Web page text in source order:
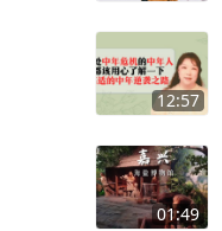
12:57
01:49